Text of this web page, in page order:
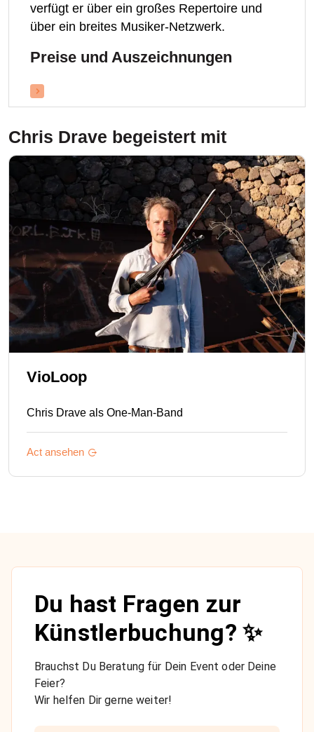
verfügt er über ein großes Repertoire und
über ein breites Musiker-Netzwerk.
Preise und Auszeichnungen
Chris Drave begeistert mit
VioLoop
Chris Drave als One-Man-Band
Act ansehen
Du hast Fragen zur
Künstlerbuchung? ✨
Brauchst Du Beratung für Dein Event oder Deine
Feier?
Wir helfen Dir gerne weiter!